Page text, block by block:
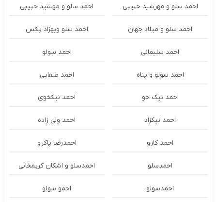
احمد سلو و مهرشید حبیبی احمد سلو و مهشید حبیبی
احمد سلو و میلاد جهان احمد سلو وبهزاد پکس
احمد سلیمانی احمد سولو
احمد سولو و پناه احمد صفایی
احمد نیک خو احمد نیکخوی
احمد نیکزاد احمد ولی زاده
احمد کارو احمدرضا پاکرو
احمدسلو احمدسلو و اشکان کریمخانی
احمدسولو احمو سولو